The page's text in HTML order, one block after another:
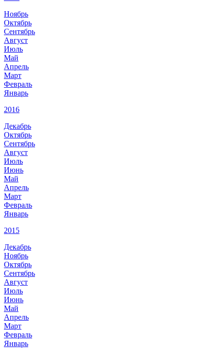
Ноябрь
Октябрь
Сентябрь
Август
Июль
Май
Апрель
Март
Февраль
Январь
2016
Декабрь
Октябрь
Сентябрь
Август
Июль
Июнь
Май
Апрель
Март
Февраль
Январь
2015
Декабрь
Ноябрь
Октябрь
Сентябрь
Август
Июль
Июнь
Май
Апрель
Март
Февраль
Январь